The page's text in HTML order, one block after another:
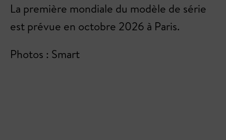
La première mondiale du modèle de série
est prévue en octobre 2026 à Paris.
Photos : Smart